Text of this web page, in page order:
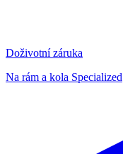
Doživotní záruka
Na rám a kola Specialized